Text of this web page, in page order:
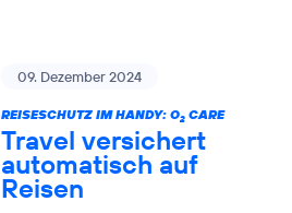
09. Dezember 2024
REISESCHUTZ IM HANDY: O2CARE
Travel versichert
automatisch auf
Reisen